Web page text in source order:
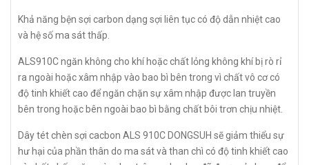
Khả năng bện sợi carbon dạng sợi liên tục có độ dẫn nhiệt cao
và hệ số ma sát thấp.
ALS910C ngăn không cho khí hoặc chất lỏng không khí bị rò rỉ
ra ngoài hoặc xâm nhập vào bao bì bên trong vì chất vô cơ có
độ tinh khiết cao để ngăn chặn sự xâm nhập được lan truyền
bên trong hoặc bên ngoài bao bì bằng chất bôi trơn chịu nhiệt.
Dây tét chèn sợi cacbon ALS 910C DONGSUH sẽ giảm thiểu sự
hư hại của phần thân do ma sát và than chì có độ tinh khiết cao